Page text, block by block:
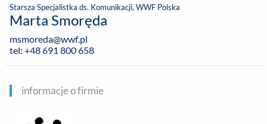
Starsza Specjalistka ds. Komunikacji, WWF Polska
Marta Smoręda
msmoreda@wwf.pl
tel: +48 691 800 658
informacje o firmie